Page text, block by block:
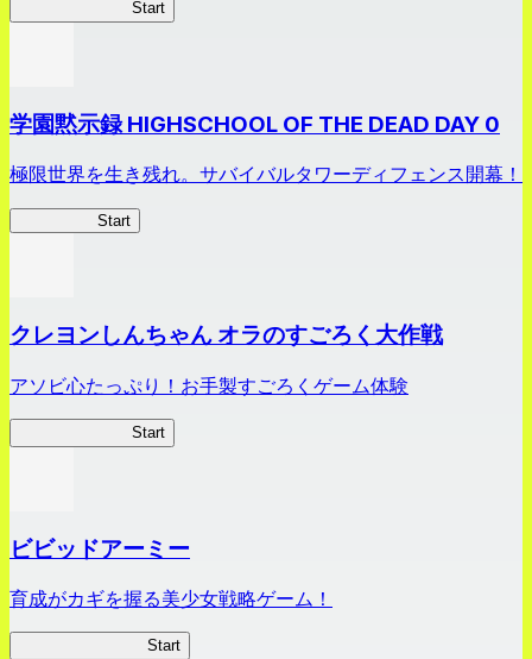
Start
学園黙示録 HIGHSCHOOL OF THE DEAD DAY 0
極限世界を生き残れ。サバイバルタワーディフェンス開幕！
Start
クレヨンしんちゃん オラのすごろく大作戦
アソビ心たっぷり！お手製すごろくゲーム体験
Start
ビビッドアーミー
育成がカギを握る美少女戦略ゲーム！
Start